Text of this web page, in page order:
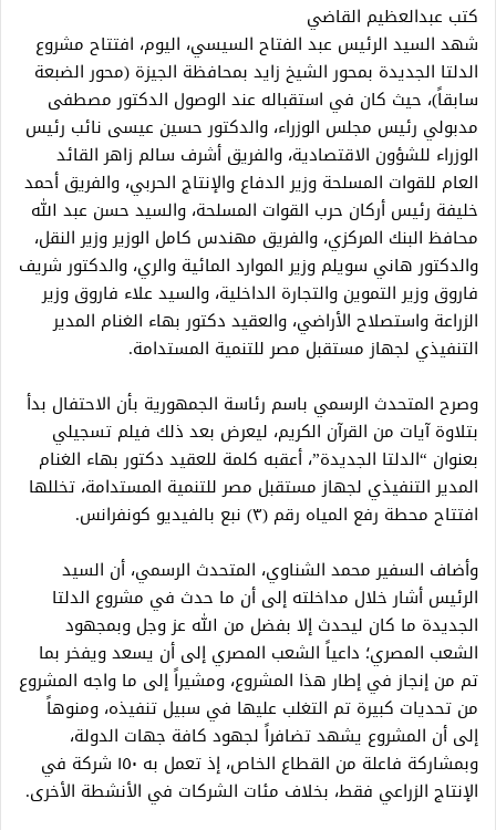
كتب عبدالعظيم القاضي
شهد السيد الرئيس عبد الفتاح السيسي، اليوم، افتتاح مشروع
الدلتا الجديدة بمحور الشيخ زايد بمحافظة الجيزة (محور الضبعة
سابقاً)، حيث كان في استقباله عند الوصول الدكتور مصطفى
مدبولي رئيس مجلس الوزراء، والدكتور حسين عيسى نائب رئيس
الوزراء للشؤون الاقتصادية، والفريق أشرف سالم زاهر القائد
العام للقوات المسلحة وزير الدفاع والإنتاج الحربي، والفريق أحمد
خليفة رئيس أركان حرب القوات المسلحة، والسيد حسن عبد الله
محافظ البنك المركزي، والفريق مهندس كامل الوزير وزير النقل،
والدكتور هاني سويلم وزير الموارد المائية والري، والدكتور شريف
فاروق وزير التموين والتجارة الداخلية، والسيد علاء فاروق وزير
الزراعة واستصلاح الأراضي، والعقيد دكتور بهاء الغنام المدير
التنفيذي لجهاز مستقبل مصر للتنمية المستدامة.
وصرح المتحدث الرسمي باسم رئاسة الجمهورية بأن الاحتفال بدأ
بتلاوة آيات من القرآن الكريم، ليعرض بعد ذلك فيلم تسجيلي
بعنوان “الدلتا الجديدة”، أعقبه كلمة للعقيد دكتور بهاء الغنام
المدير التنفيذي لجهاز مستقبل مصر للتنمية المستدامة، تخللها
افتتاح محطة رفع المياه رقم (٣) نبع بالفيديو كونفرانس.
وأضاف السفير محمد الشناوي، المتحدث الرسمي، أن السيد
الرئيس أشار خلال مداخلته إلى أن ما حدث في مشروع الدلتا
الجديدة ما كان ليحدث إلا بفضل من الله عز وجل وبمجهود
الشعب المصري؛ داعياً الشعب المصري إلى أن يسعد ويفخر بما
تم من إنجاز في إطار هذا المشروع، ومشيراً إلى ما واجه المشروع
من تحديات كبيرة تم التغلب عليها في سبيل تنفيذه، ومنوهاً
إلى أن المشروع يشهد تضافراً لجهود كافة جهات الدولة،
وبمشاركة فاعلة من القطاع الخاص، إذ تعمل به ١٥٠ شركة في
الإنتاج الزراعي فقط، بخلاف مئات الشركات في الأنشطة الأخرى.